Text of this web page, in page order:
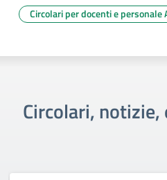
Circolari per docenti e personale
Circolari,